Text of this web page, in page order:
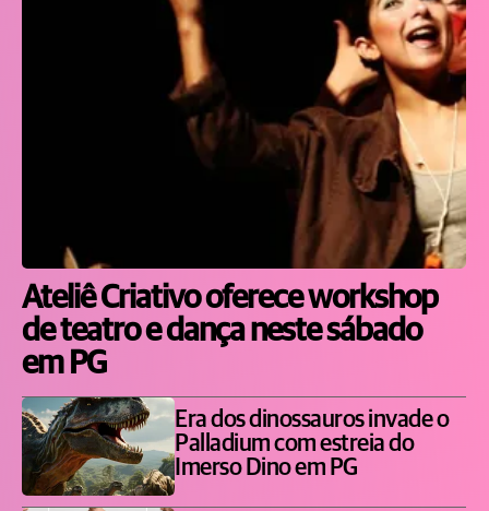
Ateliê Criativo oferece workshop
de teatro e dança neste sábado
em PG
Era dos dinossauros invade o
Palladium com estreia do
Imerso Dino em PG